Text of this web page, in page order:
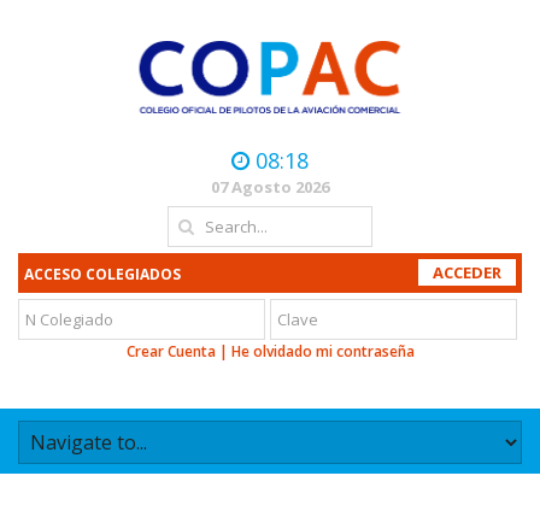
08:18
07 Agosto 2026
ACCESO COLEGIADOS
Crear Cuenta| He olvidado mi contraseña